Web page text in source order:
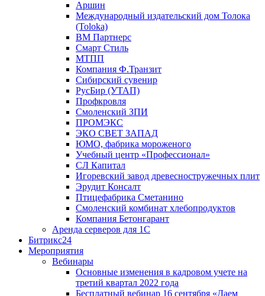
Аршин
Международный издательский дом Толока
(Toloka)
ВМ Партнерс
Смарт Стиль
МТПП
Компания Ф.Транзит
Сибирский сувенир
РусБир (УТАП)
Профкровля
Смоленский ЗПИ
ПРОМЭКС
ЭКО СВЕТ ЗАПАД
ЮМО, фабрика мороженого
Учебный центр «Профессионал»
СЛ Капитал
Игоревский завод древесностружечных плит
Эрудит Консалт
Птицефабрика Сметанино
Смоленский комбинат хлебопродуктов
Компания Бетонгарант
Аренда серверов для 1С
Битрикс24
Мероприятия
Вебинары
Основные изменения в кадровом учете на
третий квартал 2022 года
Бесплатный вебинар 16 сентября «Даем